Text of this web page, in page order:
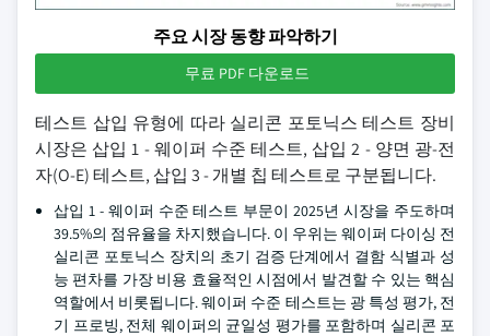
주요 시장 동향 파악하기
무료 PDF 다운로드
테스트 삽입 유형에 따라 실리콘 포토닉스 테스트 장비
시장은 삽입 1 - 웨이퍼 수준 테스트, 삽입 2 - 양면 광-전
자(O-E) 테스트, 삽입 3 - 개별 칩 테스트로 구분됩니다.
삽입 1 - 웨이퍼 수준 테스트 부문이 2025년 시장을 주도하며
39.5%의 점유율을 차지했습니다. 이 우위는 웨이퍼 다이싱 전
실리콘 포토닉스 장치의 초기 검증 단계에서 결함 식별과 성
능 편차를 가장 비용 효율적인 시점에서 발견할 수 있는 핵심
역할에서 비롯됩니다. 웨이퍼 수준 테스트는 광 특성 평가, 전
기 프로빙, 전체 웨이퍼의 균일성 평가를 포함하며 실리콘 포